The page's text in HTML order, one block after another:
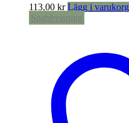
113,00 kr Lägg i varukorg
Snabbvisning